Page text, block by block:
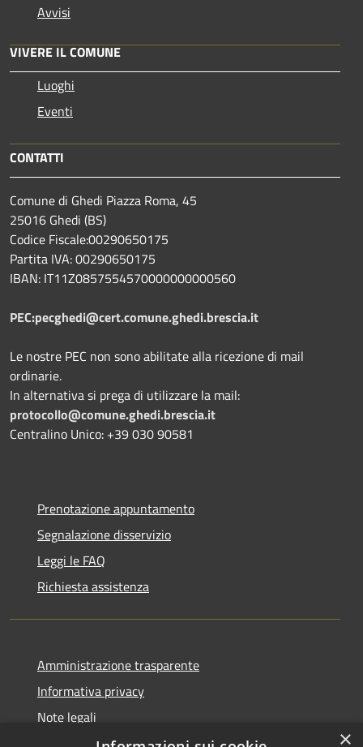
Avvisi
VIVERE IL COMUNE
Luoghi
Eventi
CONTATTI
Comune di Ghedi Piazza Roma, 45
25016 Ghedi (BS)
Codice Fiscale:00290650175
Partita IVA: 00290650175
IBAN: IT11Z0857554570000000000560
PEC:pecghedi@cert.comune.ghedi.brescia.it
Le nostre PEC non sono abilitate alla ricezione di mail
ordinarie.
In alternativa si prega di utilizzare la mail:
protocollo@comune.ghedi.brescia.it
Centralino Unico: +39 030 90581
Prenotazione appuntamento
Segnalazione disservizio
Leggi le FAQ
Richiesta assistenza
Amministrazione trasparente
Informativa privacy
Note legali
Dichiarazione di accessibilità
×